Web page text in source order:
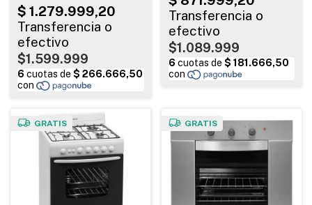
$1.599.999
$1.089.999
GRATIS GRATIS